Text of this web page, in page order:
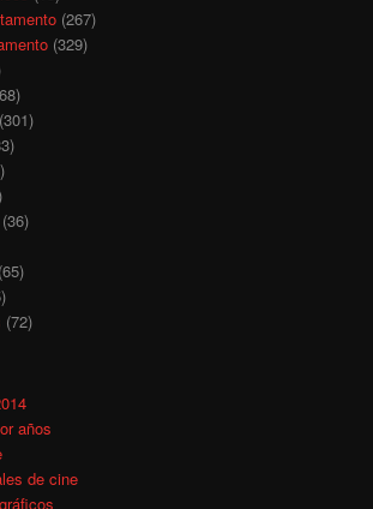
(267)
(329)
(301)
(36)
(65)
(72)
años
de cine